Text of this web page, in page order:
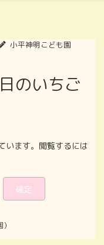
小平神明こども園
のいちご
います。閲覧するには